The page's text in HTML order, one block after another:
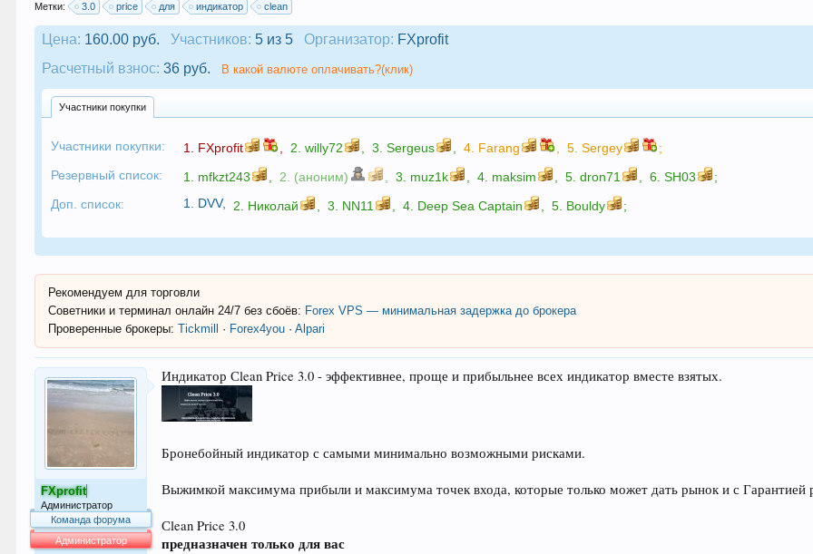
Метки: 3.0 price для индикатор сlean
Цена: 160.00 руб. Участников: 5 из 5 Организатор: FXprofit
Расчетный взнос: 36 руб. В какой валюте оплачивать?(клик)
Участники покупки
Участники покупки: 1. FXprofit 2.willy72 3.Sergeus 4. Farang 5.Sergey
;
Резервный список:
1. mfkzt243 2. (аноним) 3. muz1k 4. maksim 5.dron71 6.SH03
;
Доп. список:
1. DVV, 2. Николай 3. NN11 4. Deep Sea Captain 5. Bouldy ;
Рекомендуем для торговли
Советники и терминал онлайн 24/7 без сбоёв: Forex VPS — минимальная задержка до брокера
Проверенные брокеры: Tickmill · Forex4you ·Alpari
FXprofit
Администратор
Команда форума
Администратор
Индикатор Сlean Price 3.0 - эффективнее, проще и прибыльнее всех индикатор вместе взятых.
Бронебойный индикатор с самыми минимально возможными рисками.
Выжимкой максимума прибыли и максимума точек входа, которые только может дать рынок и с Гарантией
Сlean Price 3.0
предназначен только для вас